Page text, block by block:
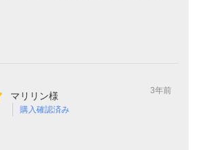
マリリン様
購入確認済み
3年前